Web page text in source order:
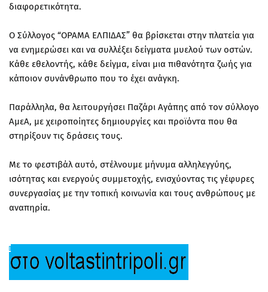
διαφορετικότητα.
Ο Σύλλογος “ΟΡΑΜΑ ΕΛΠΙΔΑΣ” θα βρίσκεται στην πλατεία για
να ενημερώσει και να συλλέξει δείγματα μυελού των οστών.
Κάθε εθελοντής, κάθε δείγμα, είναι μια πιθανότητα ζωής για
κάποιον συνάνθρωπο που το έχει ανάγκη.
Παράλληλα, θα λειτουργήσει Παζάρι Αγάπης από τον σύλλογο
ΑμεΑ, με χειροποίητες δημιουργίες και προϊόντα που θα
στηρίξουν τις δράσεις τους.
Με το φεστιβάλ αυτό, στέλνουμε μήνυμα αλληλεγγύης,
ισότητας και ενεργούς συμμετοχής, ενισχύοντας τις γέφυρες
συνεργασίας με την τοπική κοινωνία και τους ανθρώπους με
αναπηρία.